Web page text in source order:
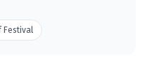
Festival